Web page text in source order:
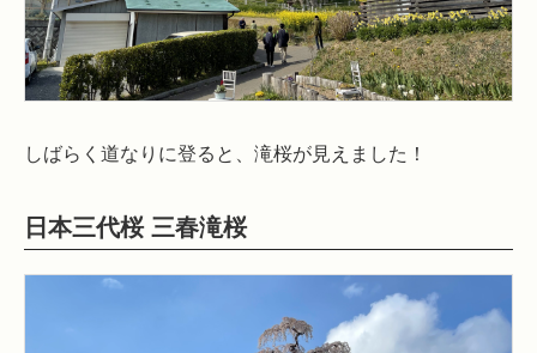
しばらく道なりに登ると、滝桜が見えました！
日本三代桜 三春滝桜